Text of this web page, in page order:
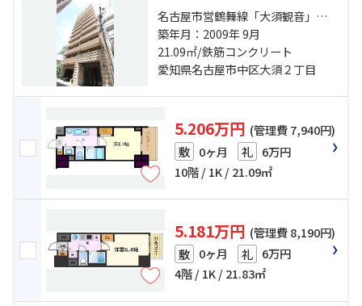
名古屋市営鶴舞線「大須観音」
駅 徒歩4分 名古屋市営東山線「伏
見」駅 徒歩10分 名古屋市営名城線
「上前津」駅 徒歩12分
築年月：2009年 9月
21.09㎡/鉄筋コンクリート
愛知県名古屋市中区大須２丁目
5.206万円 (管理費 7,940円)
敷 0ヶ月 礼 6万円
10階 / 1K / 21.09㎡
5.181万円 (管理費 8,190円)
敷 0ヶ月 礼 6万円
4階 / 1K / 21.83㎡